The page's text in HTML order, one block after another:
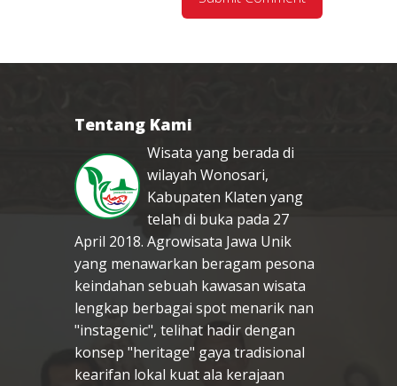
Tentang Kami
Wisata yang berada di
wilayah Wonosari,
Kabupaten Klaten yang
telah di buka pada 27
April 2018. Agrowisata Jawa Unik
yang menawarkan beragam pesona
keindahan sebuah kawasan wisata
lengkap berbagai spot menarik nan
"instagenic", telihat hadir dengan
konsep "heritage" gaya tradisional
kearifan lokal kuat ala kerajaan